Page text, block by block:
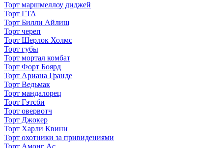
Торт маршмеллоу диджей
Торт ГТА
Торт Билли Айлиш
Торт череп
Торт Шерлок Холмс
Торт губы
Торт мортал комбат
Торт Форт Боярд
Торт Ариана Гранде
Торт Ведьмак
Торт мандалорец
Торт Гэтсби
Торт овервотч
Торт Джокер
Торт Харли Квинн
Торт охотники за привидениями
Торт Амонг Ас